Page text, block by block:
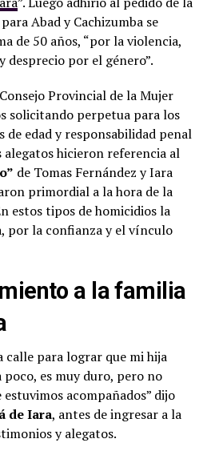
Abad y Cachizumba se
de 50 años, “por la violencia,
desprecio por el género”.
Provincial de la Mujer
solicitando perpetua para los
de edad y responsabilidad penal
alegatos hicieron referencia al
de Tomas Fernández y Iara
primordial a la hora de la
estos tipos de homicidios la
por la confianza y el vínculo
a la familia
calle para lograr que mi hija
es muy duro, pero no
acompañados” dijo
de Iara, antes de ingresar a la
y alegatos.